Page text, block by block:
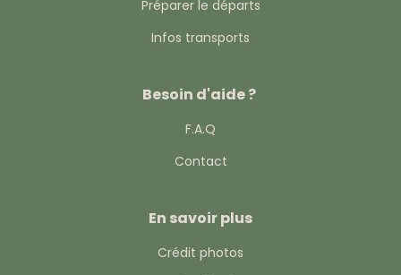
Préparer le départs
Infos transports
Besoin d'aide ?
F.A.Q
Contact
En savoir plus
Crédit photos